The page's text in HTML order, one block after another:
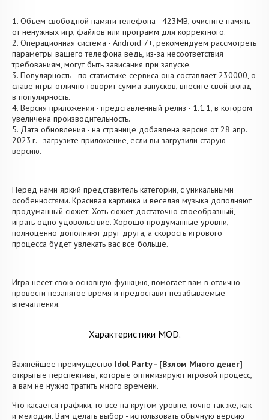
1. Объем свободной памяти телефона - 423MB, очистите память
от ненужных игр, файлов или программ для корректного.
2. Операционная система - Android 7+, рекомендуем рассмотреть
параметры вашего телефона ведь, из-за несоответствия
требованиям, могут быть зависания при запуске.
3. Популярность - по статистике сервиса она составляет 230000, о
cлаве игры отлично говорит сумма запусков, внесите свой вклад
в популярность.
4. Версия приложения - представленный релиз - 1.1.1, в котором
увеличена производительность.
5. Дата обновления - на странице добавлена версия от 28 апр.
2023 г. - загрузите приложение, если вы загрузили старую
версию.
Перед нами яркий представитель категории, с уникальными
особенностями. Красивая картинка и веселая музыка дополняют
продуманный сюжет. Хоть сюжет достаточно своеобразный,
играть одно удовольствие. Хорошо продуманные уровни,
полноценно дополняют друг друга, а скорость игрового
процесса будет увлекать вас все больше.
Игра несет свою основную функцию, помогает вам в отлично
провести незанятое время и предоставит незабываемые
впечатления.
Характеристики MOD.
Важнейшее преимущество Idol Party - [Взлом Много денег] -
открытые перспективы, которые оптимизируют игровой процесс,
а вам не нужно тратить много времени.
Что касается графики, то все на крутом уровне, точно так же, как
и мелодии. Вам делать выбор - использовать обычную версию